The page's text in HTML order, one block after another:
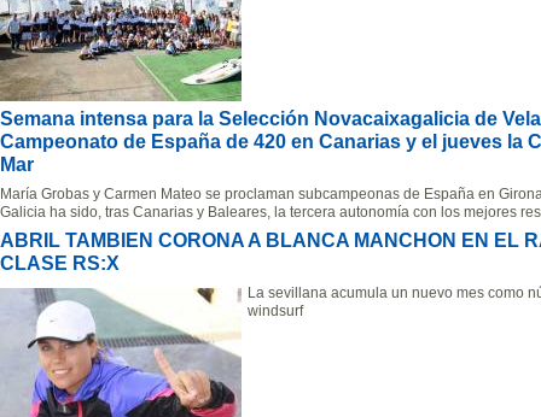
Semana intensa para la Selección Novacaixagalicia de
Campeonato de España de 420 en Canarias y el jueves la
Mar
María Grobas y Carmen Mateo se proclaman subcampeonas de España en
Galicia ha sido, tras Canarias y Baleares, la tercera autonomía con los mejores
ABRIL TAMBIEN CORONA A BLANCA MANCHON EN EL
CLASE RS:X
La sevillana acumula un nuevo mes como
windsurf